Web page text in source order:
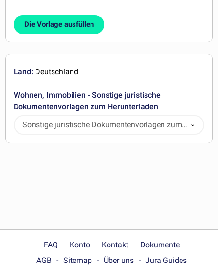
Die Vorlage ausfüllen
Land: Deutschland
Wohnen, Immobilien - Sonstige juristische
Dokumentenvorlagen zum Herunterladen
Sonstige juristische Dokumentenvorlagen zum
Herunterladen
FAQ Konto Kontakt
Dokumente
AGB
Sitemap Über uns Jura Guides